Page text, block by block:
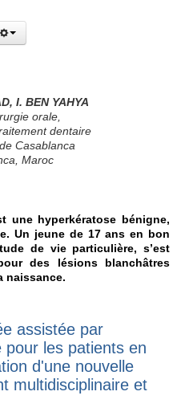
I. BEN YAHYA
orale,
dentaire
Casablanca
Maroc
une hyperkératose bénigne,
Un jeune de 17 ans en bon
de vie particulière, s’est
des lésions blanchâtres
naissance.
assistée par
pour les patients en
d'une nouvelle
multidisciplinaire et